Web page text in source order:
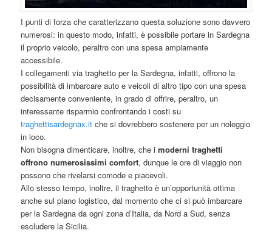
I punti di forza che caratterizzano questa soluzione sono davvero
numerosi: in questo modo, infatti, è possibile portare in Sardegna
il proprio veicolo, peraltro con una spesa ampiamente
accessibile.
I collegamenti via traghetto per la Sardegna, infatti, offrono la
possibilità di imbarcare auto e veicoli di altro tipo con una spesa
decisamente conveniente, in grado di offrire, peraltro, un
interessante risparmio confrontando i costi su
traghettisardegnax.it che si dovrebbero sostenere per un noleggio
in loco.
Non bisogna dimenticare, inoltre, che imoderni traghetti
offrono numerosissimi comfort, dunque le ore di viaggio non
possono che rivelarsi comode e piacevoli.
Allo stesso tempo, inoltre, il traghetto è un’opportunità ottima
anche sul piano logistico, dal momento che ci si può imbarcare
per la Sardegna da ogni zona d’Italia, da Nord a Sud, senza
escludere la Sicilia.